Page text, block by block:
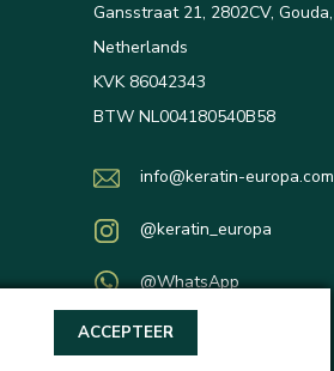
Gansstraat 21, 2802CV, Gouda,
Netherlands
KVK 86042343
BTW NL004180540B58
info@keratin-europa.com
@keratin_europa
@WhatsApp
ACCEPTEER